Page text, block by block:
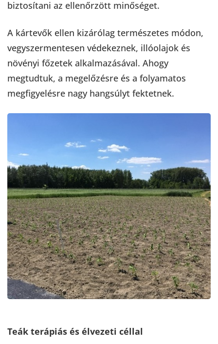
biztosítani az ellenőrzött minőséget.
A kártevők ellen kizárólag természetes módon,
vegyszermentesen védekeznek, illóolajok és
növényi főzetek alkalmazásával. Ahogy
megtudtuk, a megelőzésre és a folyamatos
megfigyelésre nagy hangsúlyt fektetnek.
Teák terápiás és élvezeti céllal